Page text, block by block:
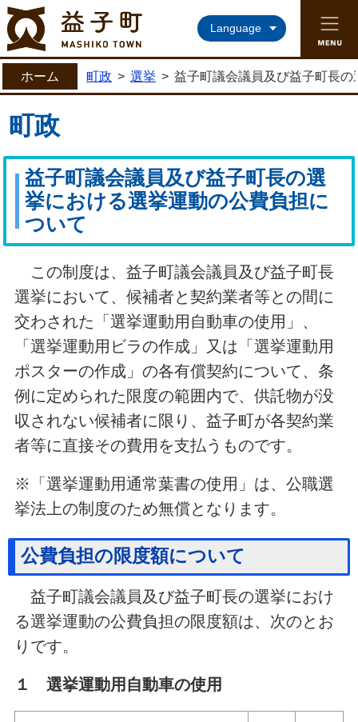
益子町ホームページ
Language
ホーム 町政 > 選挙 > 益子町議会議員及び益子町長
町政
益子町議会議員及び益子町長の選
挙における選挙運動の公費負担に
ついて
この制度は、益子町議会議員及び益子町長
選挙において、候補者と契約業者等との間に
交わされた「選挙運動用自動車の使用」、
「選挙運動用ビラの作成」又は「選挙運動用
ポスターの作成」の各有償契約について、条
例に定められた限度の範囲内で、供託物が没
収されない候補者に限り、益子町が各契約業
者等に直接その費用を支払うものです。
※「選挙運動用通常葉書の使用」は、公職選
挙法上の制度のため無償となります。
公費負担の限度額について
益子町議会議員及び益子町長の選挙におけ
る選挙運動の公費負担の限度額は、次のとお
りです。
１ 選挙運動用自動車の使用